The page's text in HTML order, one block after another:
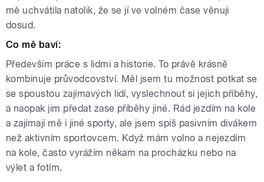
mě uchvátila natolik, že se jí ve volném čase věnuji
dosud.
Co mě baví:
Především práce s lidmi a historie. To právě krásně
kombinuje průvodcovství. Měl jsem tu možnost potkat se
se spoustou zajímavých lidí, vyslechnout si jejich příběhy,
a naopak jim předat zase příběhy jiné. Rád jezdím na kole
a zajímají mě i jiné sporty, ale jsem spíš pasivním divákem
než aktivním sportovcem. Když mám volno a nejezdím
na kole, často vyrážím někam na procházku nebo na
výlet a fotím.